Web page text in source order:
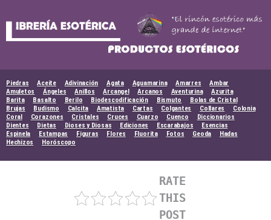
Piedras Aceite Adivinación Agata Aguamarina Amarres
Ambar
Amuletos
Ángeles Anillos Arcangel Arcanos Aventurina
Azurita
Barita
Basalto Berilo Biodescodificación Bismuto
Bolas de Cristal
Brujas
Budismo Calcita Amatista Cartas Colgantes Collares
Colonia
Coral
Corazones Cristales Cruces Cuarzo Cuenco
Diccionarios
Dientes
Dietas Dioses y Diosas Ediciones Escarabajos
Esencias
Espinela
Estampas Figuras Flores Fluorita Fotos Geoda
Hadas
Hechizos
Horóscopo
RATE
THIS
POST